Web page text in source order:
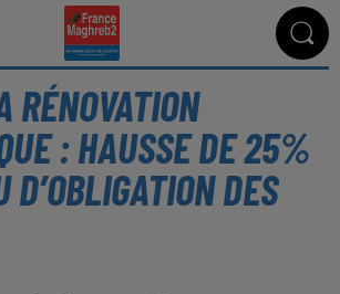
RÉNOVATION
: HAUSSE DE 25%
DES